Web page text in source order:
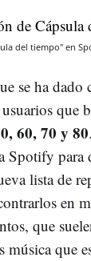
del tiempo" en
se ha dado
que
60, 70 y 80
Spotify para
lista de
en
que
música que